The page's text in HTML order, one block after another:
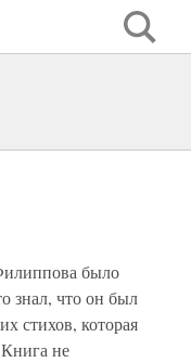
было
знал, что он был
стихов, которая
не